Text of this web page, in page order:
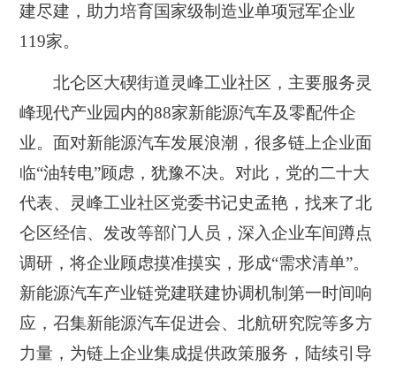
建尽建，助力培育国家级制造业单项冠军企业
119家。
北仑区大碶街道灵峰工业社区，主要服务灵
峰现代产业园内的88家新能源汽车及零配件企
业。面对新能源汽车发展浪潮，很多链上企业面
临“油转电”顾虑，犹豫不决。对此，党的二十大
代表、灵峰工业社区党委书记史孟艳，找来了北
仑区经信、发改等部门人员，深入企业车间蹲点
调研，将企业顾虑摸准摸实，形成“需求清单”。
新能源汽车产业链党建联建协调机制第一时间响
应，召集新能源汽车促进会、北航研究院等多方
力量，为链上企业集成提供政策服务，陆续引导